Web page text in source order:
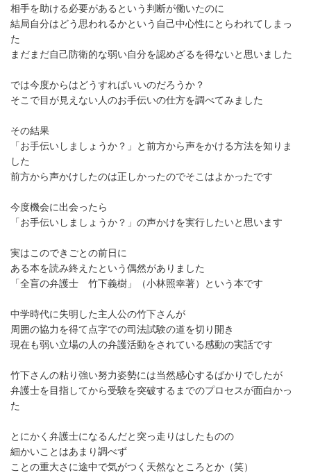
相手を助ける必要があるという判断が働いたのに
結局自分はどう思われるかという自己中心性にとらわれてしまっ
た
まだまだ自己防衛的な弱い自分を認めざるを得ないと思いました
では今度からはどうすればいいのだろうか？
そこで目が見えない人のお手伝いの仕方を調べてみました
その結果
「お手伝いしましょうか？」と前方から声をかける方法を知りま
した
前方から声かけしたのは正しかったのでそこはよかったです
今度機会に出会ったら
「お手伝いしましょうか？」の声かけを実行したいと思います
実はこのできごとの前日に
ある本を読み終えたという偶然がありました
「全盲の弁護士 竹下義樹」（小林照幸著）という本です
中学時代に失明した主人公の竹下さんが
周囲の協力を得て点字での司法試験の道を切り開き
現在も弱い立場の人の弁護活動をされている感動の実話です
竹下さんの粘り強い努力姿勢には当然感心するばかりでしたが
弁護士を目指してから受験を突破するまでのプロセスが面白かっ
た
とにかく弁護士になるんだと突っ走りはしたものの
細かいことはあまり調べず
ことの重大さに途中で気がつく天然なところとか（笑）